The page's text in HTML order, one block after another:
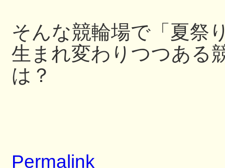
そんな競輪場で「夏祭
生まれ変わりつつある
は？
Permalink